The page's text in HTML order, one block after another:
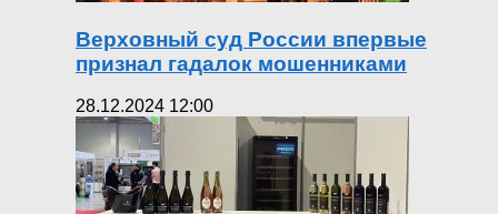
Верховный суд России впервые
признал гадалок мошенниками
28.12.2024 12:00